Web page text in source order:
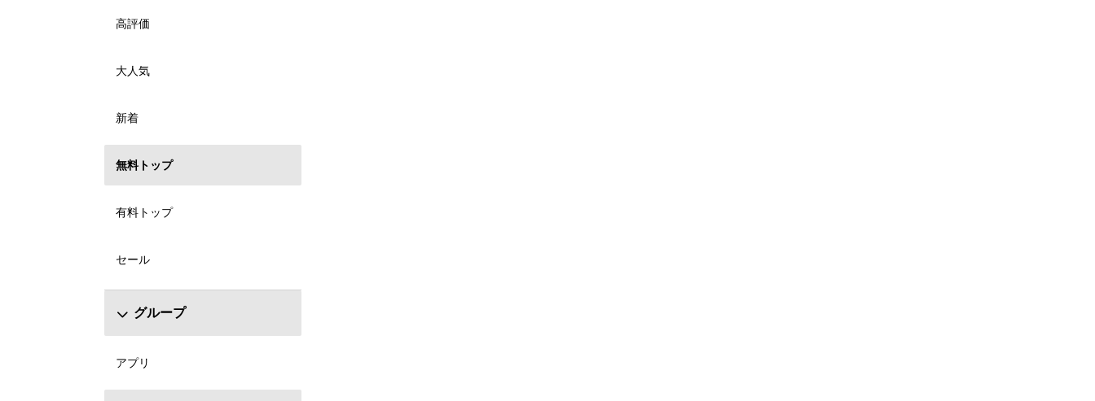
高評価
大人気
新着
無料トップ
有料トップ
セール
グループ
アプリ